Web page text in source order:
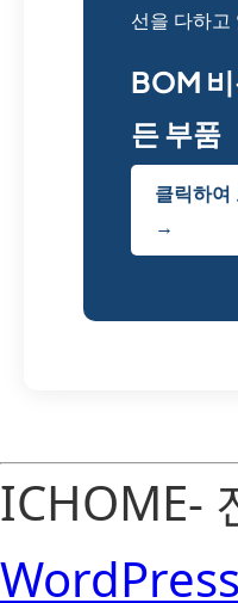
선을 다하고
BOM
든 부품
클릭하여
→
ICHOME-
WordPress